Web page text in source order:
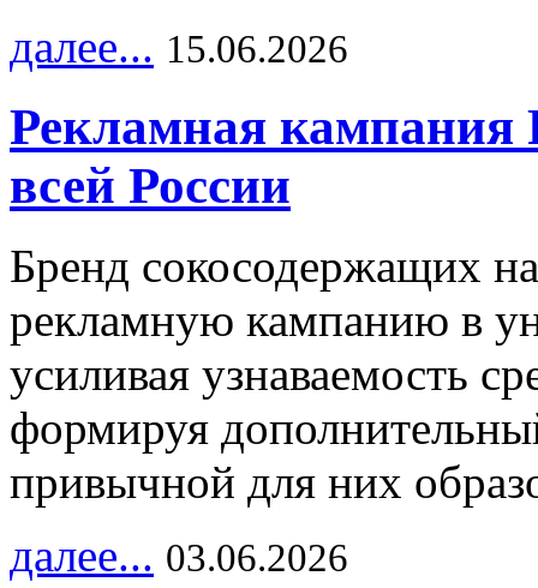
далее... 15.06.2026
Рекламная
всей России
Бренд сокосодержащих
рекламную кампанию в
усиливая узнаваемость
формируя
привычной для них
далее... 03.06.2026